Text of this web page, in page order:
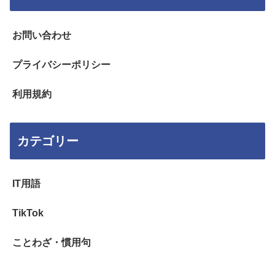
お問い合わせ
プライバシーポリシー
利用規約
カテゴリー
IT用語
TikTok
ことわざ・慣用句